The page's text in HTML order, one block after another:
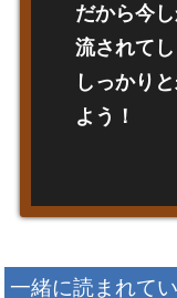
だから今
流されてし
しっかり
よう！
一緒に読まれて